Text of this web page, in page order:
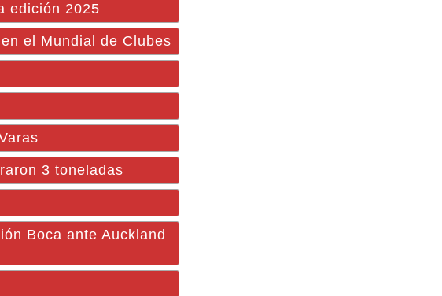
edición 2025
el Mundial de Clubes
3 toneladas
Boca ante Auckland